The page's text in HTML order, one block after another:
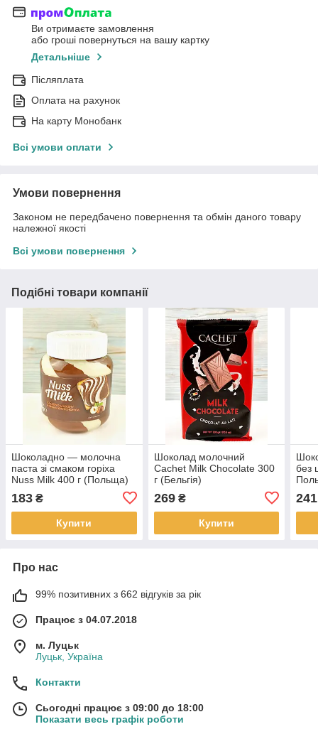
Ви отримаєте замовлення
або гроші повернуться на вашу картку
Детальніше
Післяплата
Оплата на рахунок
На карту Монобанк
Всі умови оплати
Умови повернення
Законом не передбачено повернення та обмін даного товару
належної якості
Всі умови повернення
Подібні товари компанії
Шоколадно — молочна
паста зі смаком горіха
Nuss Milk 400 г (Польща)
183 ₴
Купити
Шоколад молочний
Cachet Milk Chocolate 300
г (Бельгія)
269₴
Купити
без
241
Про нас
99% позитивних з 662 відгуків за рік
Працює з 04.07.2018
м. Луцьк
Луцьк, Україна
Контакти
Сьогодні працює з 09:00 до 18:00
Показати весь графік роботи